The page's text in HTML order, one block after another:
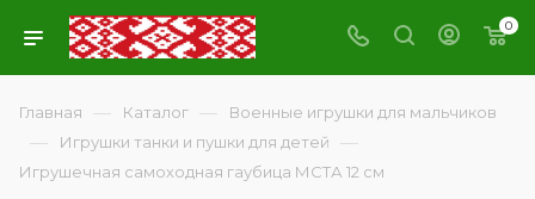
0
Главная — Каталог — Военные игрушки для мальчиков
— Игрушки танки и пушки для детей —
Игрушечная самоходная гаубица МСТА 12 см